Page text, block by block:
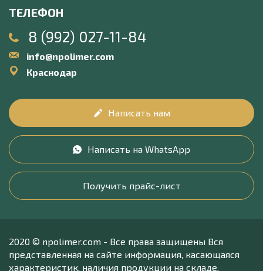
ТЕЛЕФОН
8 (992) 027-11-84
info@npolimer.com
Краснодар
Написать нам
Написать на WhatsApp
Получить прайс-лист
2020 © npolimer.com - Все права защищены Вся
представленная на сайте информация, касающаяся
характеристик, наличия продукции на складе,